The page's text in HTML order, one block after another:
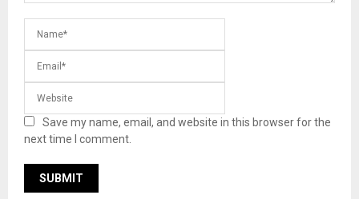
Save my name, email, and website in this browser for the
next time I comment.